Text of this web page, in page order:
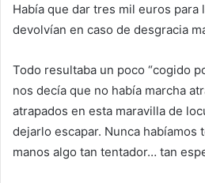
Había que dar tres mil euros para
devolvían en caso de desgracia
Todo resultaba un poco “cogido
nos decía que no había marcha
atrapados en esta maravilla de
dejarlo escapar. Nunca habíamos
manos algo tan tentador… tan